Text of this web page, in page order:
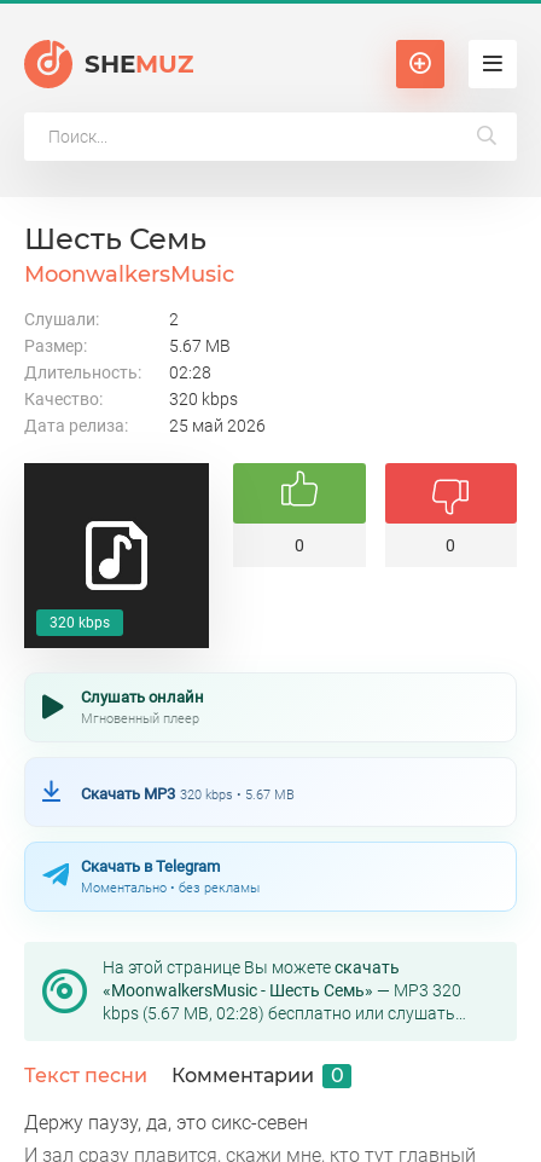
SHEMUZ
320 kbps
Шесть Семь
MoonwalkersMusic
Слушали:
2
Размер:
5.67 MB
Длительность:
02:28
Качество:
320 kbps
Дата релиза:
25 май 2026
0 0
Слушать онлайн
Мгновенный плеер
Скачать MP3 320 kbps • 5.67 MB
Скачать в Telegram
Моментально • без рекламы
На этой странице Вы можетескачать
«MoonwalkersMusic - Шесть Семь» — MP3 320
kbps (5.67 MB, 02:28) бесплатно или слушать
Текст песни Комментарии 0
Держу паузу, да, это сикс-севен
И зал сразу плавится, скажи мне, кто тут главный